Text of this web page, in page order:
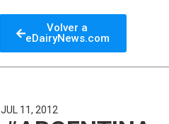
Volver a
eDairyNews.com
JUL 11, 2012